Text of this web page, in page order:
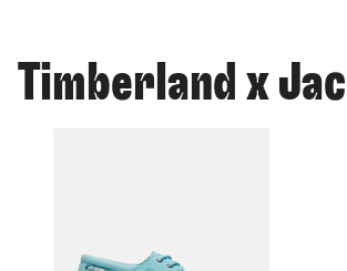
Timberland x